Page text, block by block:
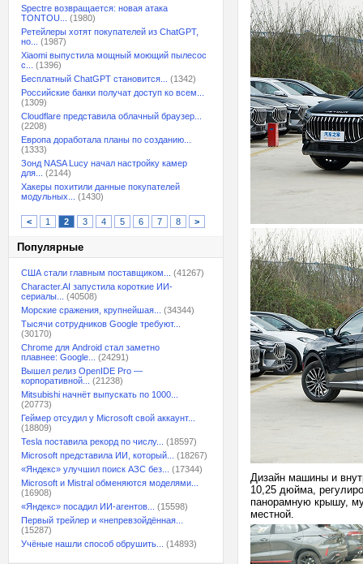
Spectre возвращается: новая атака
TONTOU...
(1980)
Ретейлеры хотят покупателей из ChatGPT,
но...
(1987)
Xiaomi выпустила мощный моющий пылесос
с...
(1396)
Бесплатный ChatGPT становится...
(1342)
Российские банки получат доступ ко всем...
(1309)
Cloudflare представила облачный браузер...
(2208)
Европа доработала планы по созданию...
(1333)
Зонд NASA Lucy начал настройку камер
для...
(2144)
Хакеры похитили данные покупателей
модульных...
(1430)
< 1 2 3 4 5 6 7 8 >
Популярные
США стали главным поставщиком...
(41267)
Character.AI запустила короткие ИИ-
сериалы...
(40508)
Морские сражения, крупнейшая...
(34344)
Тысячи сотрудников Google требуют...
(30170)
Chrome для Android стал заметно
плавнее: Google...
(24291)
Вышел релиз OpenIDE Pro —
корпоративной...
(21238)
Mitsubishi начнёт выпускать по 1000...
(20773)
Геймер отсудил у Microsoft свой аккаунт...
(18809)
Tesla поставила рекорд по числу...
(18597)
Microsoft представила ИИ, который...
(18267)
«Яндекс» улучшил поиск АЗС без...
(17344)
Microsoft и Mistral обменяются моделями...
(16908)
«Яндекс» посадил ИИ-агентов...
(15598)
Первый трейлер и «непревзойдённая...
(15287)
Учёные нашли способ обрушить...
(14893)
Дизайн машины и
10,25 дюйма,
панорамную крышу,
местной.